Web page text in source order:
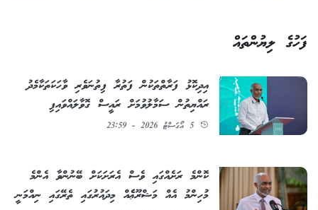
ފަހުގެ ލިޔުންތައް
އިދިކޮޅު ފަރާތްތަކުން ފަތުރާ ފިތުނަވެރި ވާހަކަތަކާމެދު
ރައްޔިތުން ސަމާލުވުމަށް ރައީސް ގޮވާލައްވައިފި
5 އޯގަސްޓު 2026 - 23:59
ކޮންމެ ރަށެއްގައި ވެސް އެރަށަކަށް ބޭނުންވާ އެންމެ
މުހިންމު އެއް މަޝްރޫޢެެއް މިދައުރުގައި ތެރޭގައި ނިއްމަނީ